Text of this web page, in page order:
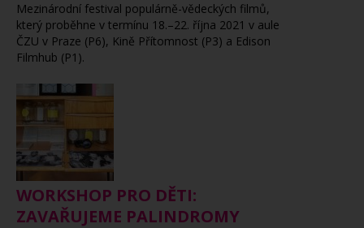
Mezinárodní festival populárně-vědeckých filmů,
který proběhne v termínu 18.–22. října 2021 v aule
ČZU v Praze (P6), Kině Přítomnost (P3) a Edison
Filmhub (P1).
WORKSHOP PRO DĚTI:
ZAVAŘUJEME PALINDROMY